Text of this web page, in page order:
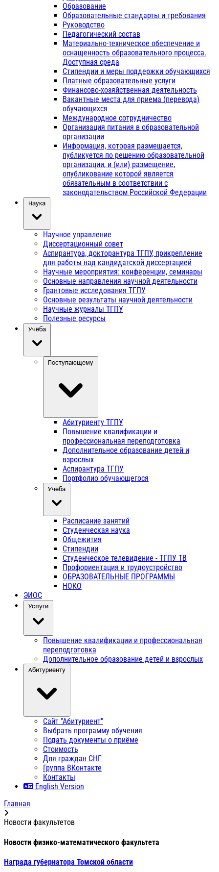
Образование
Образовательные стандарты и требования
Руководство
Педагогический состав
Материально-техническое обеспечение и
оснащенность образовательного процесса.
Доступная среда
Стипендии и меры поддержки обучающихся
Платные образовательные услуги
Финансово-хозяйственная деятельность
Вакантные места для приема (перевода)
обучающихся
Международное сотрудничество
Организация питания в образовательной
организации
Информация, которая размещается,
публикуется по решению образовательной
организации, и (или) размещение,
опубликование которой является
обязательным в соответствии с
законодательством Российской Федерации
Наука
Научное управление
Диссертационный совет
Аспирантура, докторантура ТГПУ, прикрепление
для работы над кандидатской диссертацией
Научные мероприятия: конференции, семинары
Основные направления научной деятельности
Грантовые исследования ТГПУ
Основные результаты научной деятельности
Научные журналы ТГПУ
Полезные ресурсы
Учёба
Поступающему
Абитуриенту ТГПУ
Повышение квалификации и
профессиональная переподготовка
Дополнительное образование детей и
взрослых
Аспирантура ТГПУ
Портфолио обучающегося
Учёба
Расписание занятий
Студенческая наука
Общежития
Стипендии
Студенческое телевидение - ТГПУ ТВ
Профориентация и трудоустройство
ОБРАЗОВАТЕЛЬНЫЕ ПРОГРАММЫ
НОКО
ЭИОС
Услуги
Повышение квалификации и профессиональная
переподготовка
Дополнительное образование детей и взрослых
Абитуриенту
Сайт "Абитуриент"
Выбрать программу обучения
Подать документы о приёме
Стоимость
Для граждан СНГ
Группа ВКонтакте
Контакты
English Version
Главная
Новости факультетов
Новости физико-математического факультета
Награда губернатора Томской области